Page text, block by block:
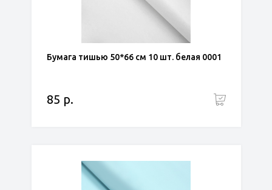
Бумага тишью 50*66 см 10 шт. белая 0001
85 р.